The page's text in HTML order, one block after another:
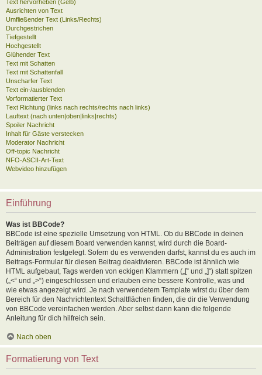
Text hervorheben (Gelb)
Ausrichten von Text
Umfließender Text (Links/Rechts)
Durchgestrichen
Tiefgestellt
Hochgestellt
Glühender Text
Text mit Schatten
Text mit Schattenfall
Unscharfer Text
Text ein-/ausblenden
Vorformatierter Text
Text Richtung (links nach rechts/rechts nach links)
Lauftext (nach unten|oben|links|rechts)
Spoiler Nachricht
Inhalt für Gäste verstecken
Moderator Nachricht
Off-topic Nachricht
NFO-ASCII-Art-Text
Webvideo hinzufügen
Einführung
Was ist BBCode?
BBCode ist eine spezielle Umsetzung von HTML. Ob du BBCode in deinen
Beiträgen auf diesem Board verwenden kannst, wird durch die Board-
Administration festgelegt. Sofern du es verwenden darfst, kannst du es auch im
Beitrags-Formular für diesen Beitrag deaktivieren. BBCode ist ähnlich wie
HTML aufgebaut, Tags werden von eckigen Klammern („[“ und „]“) statt spitzen
(„<“ und „>“) eingeschlossen und erlauben eine bessere Kontrolle, was und
wie etwas angezeigt wird. Je nach verwendetem Template wirst du über dem
Bereich für den Nachrichtentext Schaltflächen finden, die dir die Verwendung
von BBCode vereinfachen werden. Aber selbst dann kann die folgende
Anleitung für dich hilfreich sein.
Nach oben
Formatierung von Text